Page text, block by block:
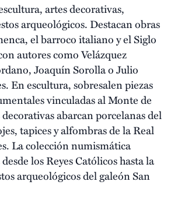
artes decorativas,
arqueológicos. Destacan obras
el barroco italiano y el Siglo
autores como Velázquez
Joaquín Sorolla o Julio
En escultura, sobresalen piezas
vinculadas al Monte de
abarcan porcelanas del
tapices y alfombras de la Real
La colección numismática
los Reyes Católicos hasta la
arqueológicos del galeón San